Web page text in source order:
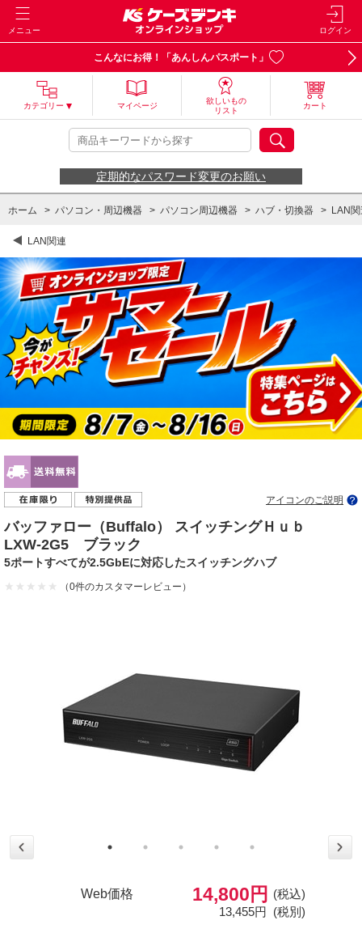
メニュー ログイン
こんなにお得！「あんしんパスポート」
カテゴリー マイページ
欲しいもの
リスト
カート
定期的なパスワード変更のお願い
ホーム > パソコン・周辺機器 > パソコン周辺機器 > ハブ・切換器 > LAN
LAN関連
アイコンのご説明
バッファロー（Buffalo） スイッチングＨｕｂ
LXW-2G5 ブラック
5ポートすべてが2.5GbEに対応したスイッチングハブ
（0件のカスタマーレビュー）
Web価格 14,800円
(税込)
13,455円 (税別)